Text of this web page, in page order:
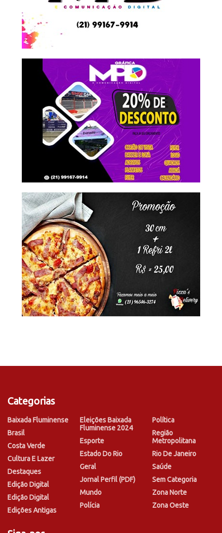
Categorias
Baixada Fluminense
Brasil
Costa Verde
Cultura E Lazer
Destaques
Edição Digital
Edição Digital
Edições Antigas
Eleições Baixada
Fluminense 2024
Esporte
Estado Do Rio
Geral
Jornal Perfil (PDF)
Mundo
Polícia
Política
Região
Metropolitana
Rio De Janeiro
Saúde
Sem Categoria
Zona Norte
Zona Oeste